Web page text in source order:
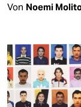
Von Noemi